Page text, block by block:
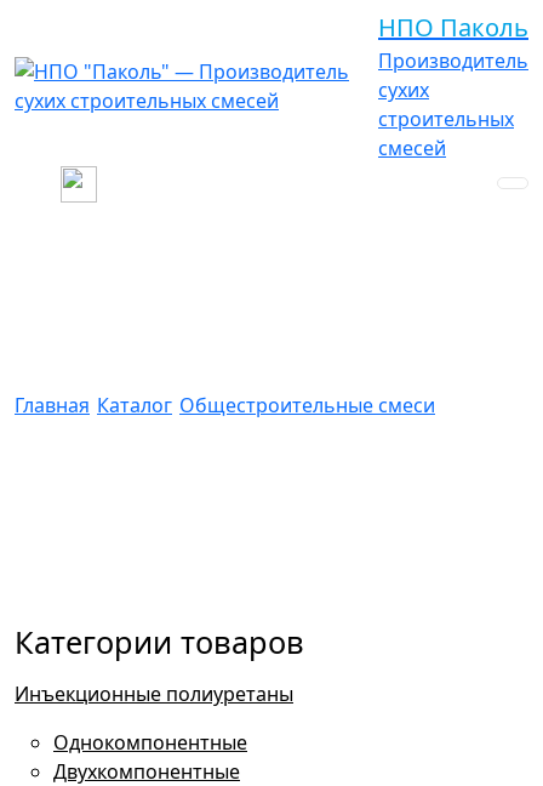
НПО Паколь
Производитель
сухих
строительных
смесей
Главная Каталог Общестроительные смеси
Категории товаров
Инъекционные полиуретаны
Однокомпонентные
Двухкомпонентные